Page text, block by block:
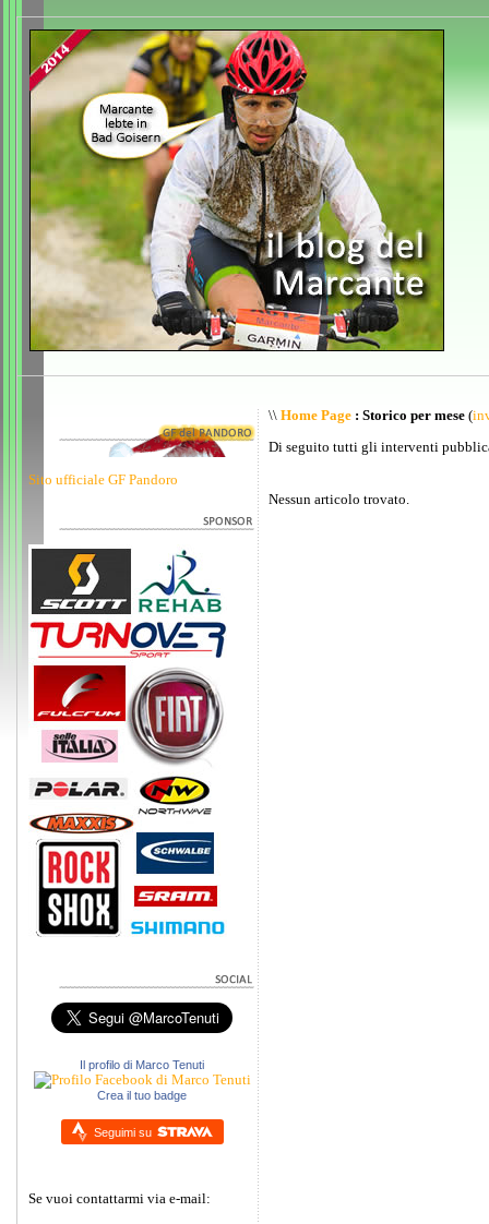
Sito ufficiale GF Pandoro
Il profilo di Marco Tenuti
Crea il tuo badge
Seguimi su
Se vuoi contattarmi via e-mail:
\\ Home Page : Storico per mese (
Di seguito tutti gli interventi
Nessun articolo trovato.